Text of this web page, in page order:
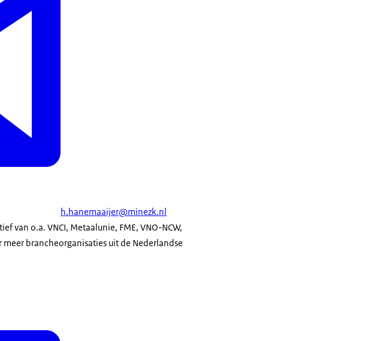
h.hanemaaijer@minezk.nl
van o.a. VNCI, Metaalunie, FME, VNO-NCW,
brancheorganisaties uit de Nederlandse